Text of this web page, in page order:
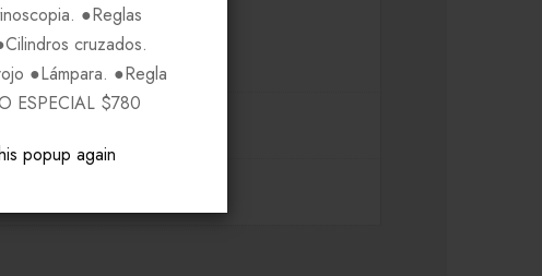
●Reglas
cruzados.
●Lámpara. ●Regla
ESPECIAL $780
popup again